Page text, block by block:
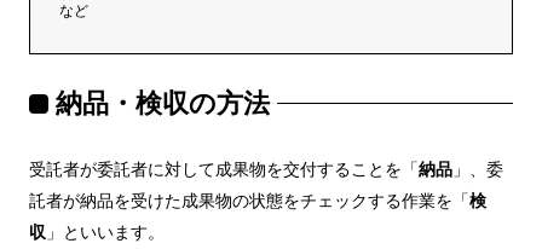
など
納品・検収の方法
受託者が委託者に対して成果物を交付することを「納品 」、委
託者が納品を受けた成果物の状態をチェックする作業を「検
収 」といいます。